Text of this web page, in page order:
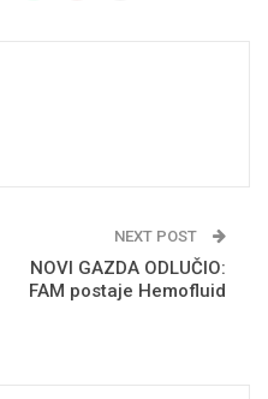
NEXT POST
NOVI GAZDA ODLUČIO:
FAM postaje Hemofluid